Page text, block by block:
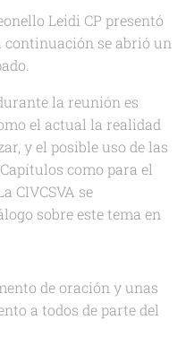
Leidi CP presentó
continuación se abrió un
la reunión es
el actual la realidad
y el posible uso de las
como para el
CIVCSVA se
sobre este tema en
de oración y unas
a todos de parte del